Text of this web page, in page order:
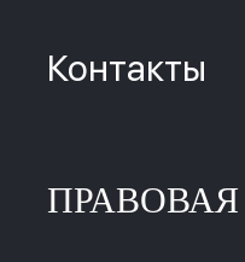
Контакты